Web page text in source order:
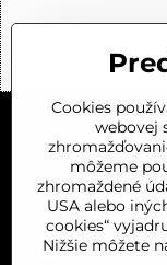
Kalnická cesta 1
934 01 LEVICE
0919 201 688
Cookies
webovej
môžeme
zhromaždené
USA alebo
cookies“
Nižšie môžete